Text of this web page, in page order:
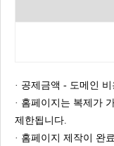
· 공제금액 - 도메인
· 홈페이지는 복제가
제한됩니다.
· 홈페이지 제작이 완